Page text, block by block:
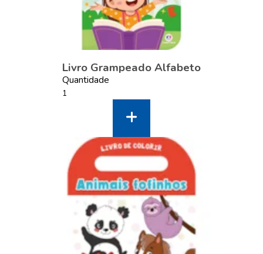
Livro Grampeado Alfabeto
Quantidade